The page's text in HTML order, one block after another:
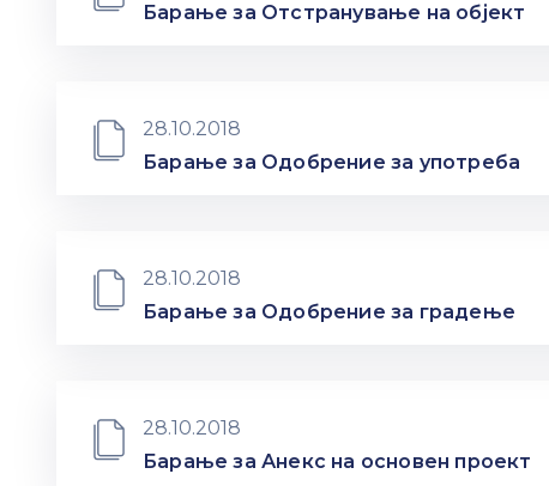
Барање за Отстранување на објект
28.10.2018
Барање за Одобрение за употреба
28.10.2018
Барање за Одобрение за градење
28.10.2018
Барање за Анекс на основен проект